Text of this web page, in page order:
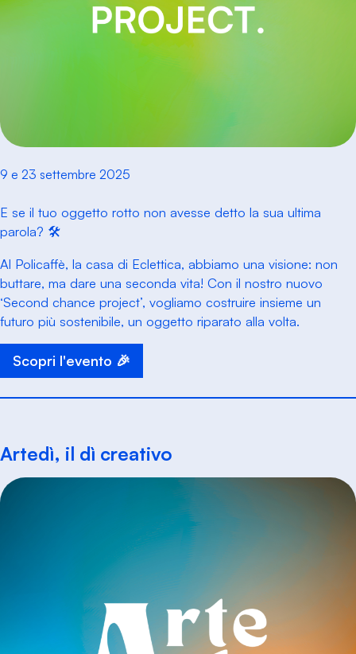
9 e 23 settembre 2025
E se il tuo oggetto rotto non avesse detto la sua ultima
parola? 🛠️
Al Policaffè, la casa di Eclettica, abbiamo una visione: non
buttare, ma dare una seconda vita! Con il nostro nuovo
‘Second chance project’, vogliamo costruire insieme un
futuro più sostenibile, un oggetto riparato alla volta.
Scopri l'evento 🎉
Artedì, il dì creativo